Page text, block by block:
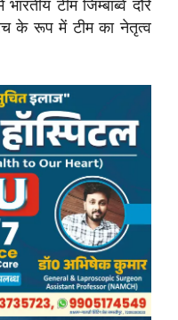
टीम जिम्बाब्वे दौरे
के रूप में टीम का नेतृत्व